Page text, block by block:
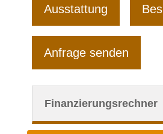
Ausstattung
Anfrage senden
Finanzierungsrechner